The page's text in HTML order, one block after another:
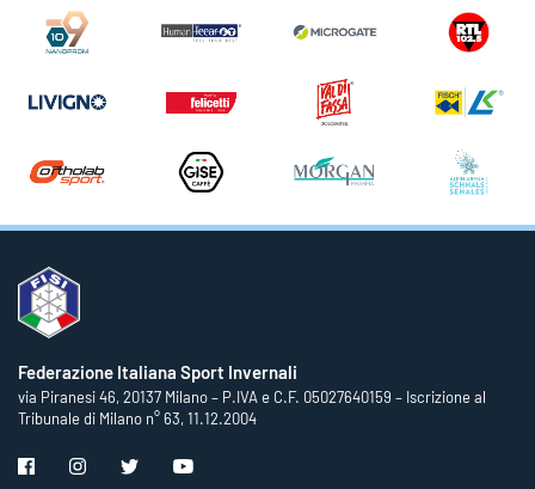
Federazione Italiana Sport Invernali
via Piranesi 46, 20137 Milano – P.IVA e C.F. 05027640159 – Iscrizione al
Tribunale di Milano n° 63, 11.12.2004